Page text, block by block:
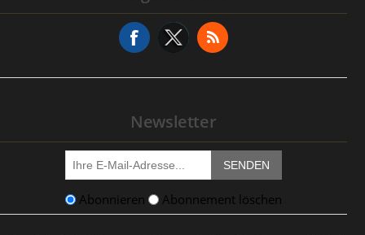
Serviceanfrage
Newsletter
SENDEN
Abonnieren Abonnement löschen